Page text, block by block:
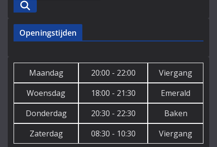
Zoeken
Openingstijden
Maandag 20:00 - 22:00
Viergang
Woensdag
18:00 - 21:30
Emerald
Donderdag
20:30 - 22:30
Baken
Zaterdag
08:30 - 10:30 Viergang